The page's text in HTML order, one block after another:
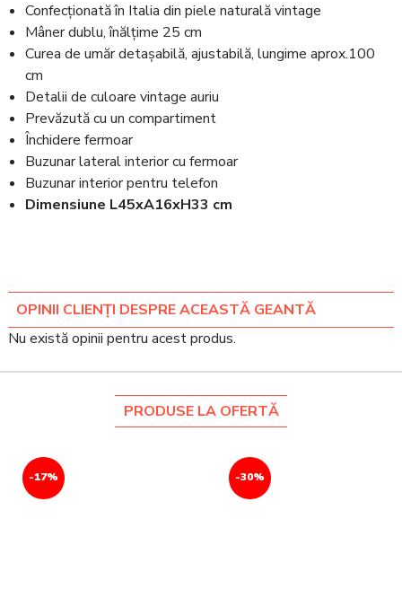
Confecționată în Italia din piele naturală vintage
Mâner dublu, înălțime 25 cm
Curea de umăr detașabilă, ajustabilă, lungime aprox.100
cm
Detalii de culoare vintage auriu
Prevăzută cu un compartiment
Închidere fermoar
Buzunar lateral interior cu fermoar
Buzunar interior pentru telefon
Dimensiune L45xA16xH33 cm
OPINII CLIENȚI DESPRE ACEASTĂ GEANTĂ
Nu există opinii pentru acest produs.
PRODUSE LA OFERTĂ
-17% -30%